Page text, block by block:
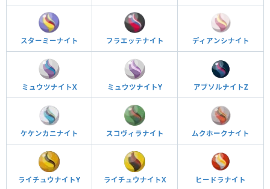
スターミーナイト フラエッテナイト ディアンシナイト
ミュウツナイトX ミュウツナイトY アブソルナイトZ
ケケンカニナイト スコヴィラナイト ムクホークナイト
ライチュウナイトY ライチュウナイトX ヒードラナイト